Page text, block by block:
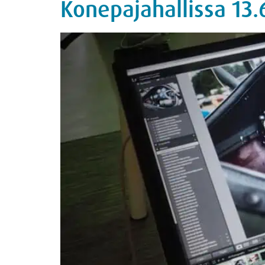
Konepajahallissa